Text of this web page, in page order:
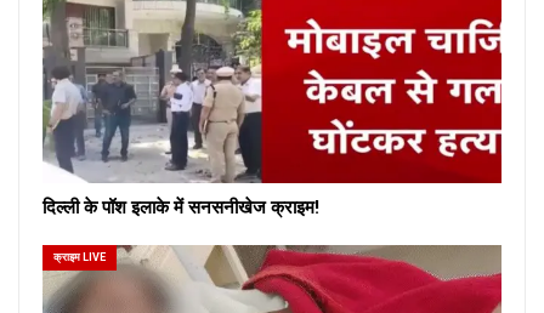
दिल्ली के पॉश इलाके में सनसनीखेज क्राइम!
क्राइम LIVE